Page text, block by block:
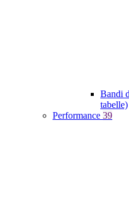
Bandi
tabelle)
Performance 39